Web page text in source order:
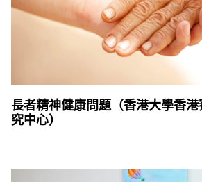
長者精神健康問題（香港大學香
究中心）